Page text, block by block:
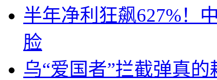
半年净利狂飙627%！
脸
乌“爱国者”拦截弹真